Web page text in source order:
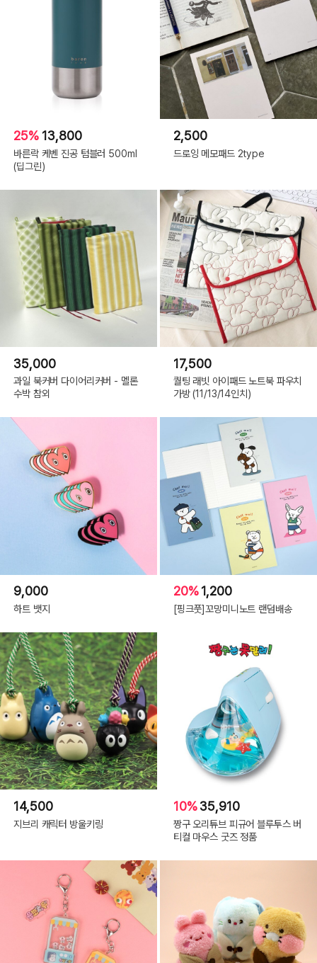
25% 13,800
바른락 케벤 진공 텀블러 500ml
(딥그린)
2,500
드로잉 메모패드 2type
35,000
과일 북커버 다이어리커버 - 멜론
수박 참외
17,500
퀄팅 래빗 아이패드 노트북 파우치
가방 (11/13/14인치)
9,000
하트 뱃지
20%1,200
[핑크풋]꼬망미니노트 랜덤배송
14,500
지브리 캐릭터 방울키링
10%35,910
짱구 오리튜브 피규어 블루투스 버
티컬 마우스 굿즈 정품